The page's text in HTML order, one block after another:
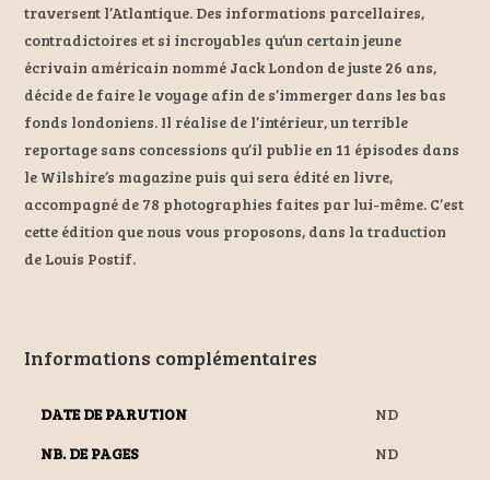
traversent l’Atlantique. Des informations parcellaires,
contradictoires et si incroyables qu’un certain jeune
écrivain américain nommé Jack London de juste 26 ans,
décide de faire le voyage afin de s’immerger dans les bas
fonds londoniens. Il réalise de l’intérieur, un terrible
reportage sans concessions qu’il publie en 11 épisodes dans
le Wilshire’s magazine puis qui sera édité en livre,
accompagné de 78 photographies faites par lui-même. C’est
cette édition que nous vous proposons, dans la traduction
de Louis Postif.
Informations complémentaires
DATE DE PARUTION
ND
NB. DE PAGES
ND